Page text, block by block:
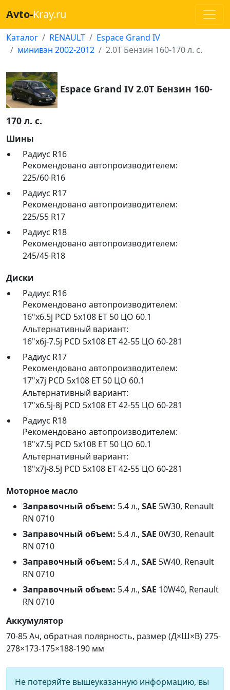
Avto-Kray.ru
Каталог RENAULT
Espace Grand IV
минивэн 2002-2012
2.0T Бензин 160-170 л. с.
Espace Grand IV 2.0T Бензин 160-
170 л. с.
Шины
Радиус R16
Рекомендовано автопроизводителем:
225/60 R16
Радиус R17
Рекомендовано автопроизводителем:
225/55 R17
Радиус R18
Рекомендовано автопроизводителем:
245/45 R18
Диски
Радиус R16
Рекомендовано автопроизводителем:
16"x6.5j PCD 5x108 ET 50 ЦО 60.1
Альтернативный вариант:
16"x6j-7.5j PCD 5x108 ET 42-55 ЦО 60-281
Радиус R17
Рекомендовано автопроизводителем:
17"x7j PCD 5x108 ET 50 ЦО 60.1
Альтернативный вариант:
17"x6.5j-8j PCD 5x108 ET 42-55 ЦО 60-281
Радиус R18
Рекомендовано автопроизводителем:
18"x7.5j PCD 5x108 ET 50 ЦО 60.1
Альтернативный вариант:
18"x7j-8.5j PCD 5x108 ET 42-55 ЦО 60-281
Моторное масло
Заправочный объем: 5.4 л., SAE 5W30, Renault
RN 0710
Заправочный объем: 5.4 л., SAE 0W30, Renault
RN 0710
Заправочный объем: 5.4 л., SAE 5W40, Renault
RN 0710
Заправочный объем: 5.4 л., SAE 10W40, Renault
RN 0710
Аккумулятор
70-85 Ач, обратная полярность, размер (Д×Ш×В) 275-
278×173-175×188-190 мм
Не потеряйте вышеуказанную информацию, вы